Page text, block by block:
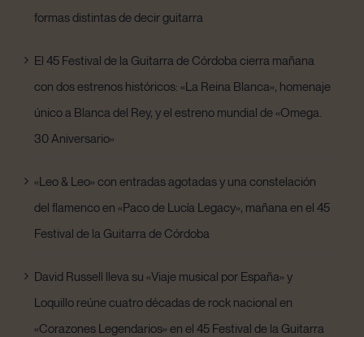
formas distintas de decir guitarra
El 45 Festival de la Guitarra de Córdoba cierra mañana
con dos estrenos históricos: «La Reina Blanca», homenaje
único a Blanca del Rey, y el estreno mundial de «Omega.
30 Aniversario»
«Leo & Leo» con entradas agotadas y una constelación
del flamenco en «Paco de Lucía Legacy», mañana en el 45
Festival de la Guitarra de Córdoba
David Russell lleva su «Viaje musical por España» y
Loquillo reúne cuatro décadas de rock nacional en
«Corazones Legendarios» en el 45 Festival de la Guitarra